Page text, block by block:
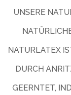
UNSERE
NATURLATEX
DURCH
GEERNTET,